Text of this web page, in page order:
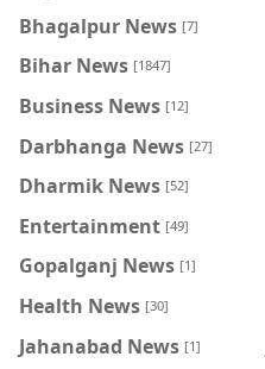
Bhagalpur News [7]
Bihar News [1847]
Business News [12]
Darbhanga News [27]
Dharmik News [52]
Entertainment [49]
Gopalganj News [1]
Health News [30]
Jahanabad News [1]